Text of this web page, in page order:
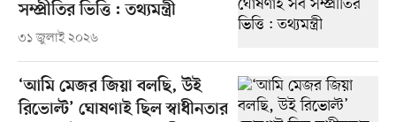
সম্প্রীতির ভিত্তি : তথ্যমন্ত্রী
৩১ জুলাই ২০২৬
‘আমি মেজর জিয়া বলছি, উই
রিভোল্ট’ ঘোষণাই ছিল স্বাধীনতার